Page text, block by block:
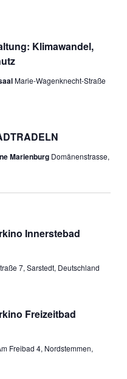
Klimawandel,
Marie-Wagenknecht-Straße
Marienburg Domänenstrasse,
Innerstebad
7, Sarstedt, Deutschland
Freizeitbad
Freibad 4, Nordstemmen,